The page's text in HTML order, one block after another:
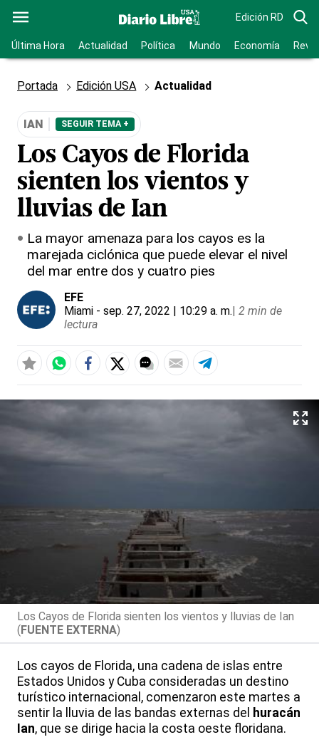
Edición RD
Última Hora Actualidad Política Mundo Economía
Portada Edición USA Actualidad
IAN SEGUIR TEMA +
Los Cayos de Florida
sienten los vientos y
lluvias de Ian
La mayor amenaza para los cayos es la
marejada ciclónica que puede elevar el nivel
del mar entre dos y cuatro pies
EFE
Miami - sep. 27, 2022 | 10:29 a. m.| 2 min de
lectura
Los Cayos de Florida sienten los vientos y lluvias de Ian
(FUENTE EXTERNA)
Los cayos de Florida, una cadena de islas entre
Estados Unidos y Cuba consideradas un destino
turístico internacional, comenzaron este martes a
sentir la lluvia de las bandas externas del huracán
Ian, que se dirige hacia la costa oeste floridana.